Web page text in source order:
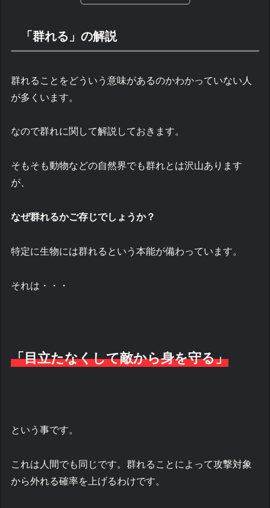
「群れる」の解説
群れることをどういう意味があるのかわかっていない人
が多くいます。
なので群れに関して解説しておきます。
そもそも動物などの自然界でも群れとは沢山あります
が、
なぜ群れるかご存じでしょうか？
特定に生物には群れるという本能が備わっています。
それは・・・
「目立たなくして敵から身を守る」
という事です。
これは人間でも同じです。群れることによって攻撃対象
から外れる確率を上げるわけです。